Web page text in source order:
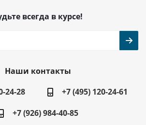
всегда в курсе!
Наши контакты
24-28
+7 (495) 120-24-61
+7 (926) 984-40-85